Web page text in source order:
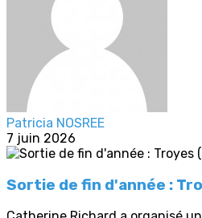
Patricia NOSREE
7 juin 2026
Sortie de fin d'année :